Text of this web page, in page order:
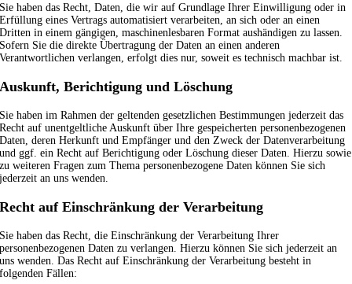
Sie haben das Recht, Daten, die wir auf Grundlage Ihrer Einwilligung oder in
Erfüllung eines Vertrags automatisiert verarbeiten, an sich oder an einen
Dritten in einem gängigen, maschinenlesbaren Format aushändigen zu lassen.
Sofern Sie die direkte Übertragung der Daten an einen anderen
Verantwortlichen verlangen, erfolgt dies nur, soweit es technisch machbar ist.
Auskunft, Berichtigung und Löschung
Sie haben im Rahmen der geltenden gesetzlichen Bestimmungen jederzeit das
Recht auf unentgeltliche Auskunft über Ihre gespeicherten personenbezogenen
Daten, deren Herkunft und Empfänger und den Zweck der Datenverarbeitung
und ggf. ein Recht auf Berichtigung oder Löschung dieser Daten. Hierzu sowie
zu weiteren Fragen zum Thema personenbezogene Daten können Sie sich
jederzeit an uns wenden.
Recht auf Einschränkung der Verarbeitung
Sie haben das Recht, die Einschränkung der Verarbeitung Ihrer
personenbezogenen Daten zu verlangen. Hierzu können Sie sich jederzeit an
uns wenden. Das Recht auf Einschränkung der Verarbeitung besteht in
folgenden Fällen: